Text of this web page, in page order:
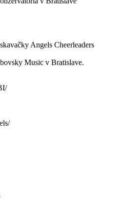
Angels Cheerleaders
Music v Bratislave.